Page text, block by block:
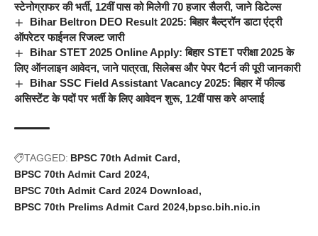
स्टेनोग्राफर की भर्ती, 12वीं पास को मिलेगी 70 हजार सैलरी, जाने डिटेल्स
Bihar Beltron DEO Result 2025: बिहार बैल्ट्रॉन डाटा एंट्री
ऑपरेटर फाईनल रिजल्ट जारी
Bihar STET 2025 Online Apply: बिहार STET परीक्षा 2025 के
लिए ऑनलाइन आवेदन, जाने पात्रता, सिलेबस और पेपर पैटर्न की पूरी जानकारी
Bihar SSC Field Assistant Vacancy 2025: बिहार में फील्ड
असिस्टेंट के पदों पर भर्ती के लिए आवेदन शुरू, 12वीं पास करे अप्लाई
TAGGED: BPSC 70th Admit Card
BPSC 70th Admit Card 2024
BPSC 70th Admit Card 2024 Download
BPSC 70th Prelims Admit Card 2024 bpsc.bih.nic.in